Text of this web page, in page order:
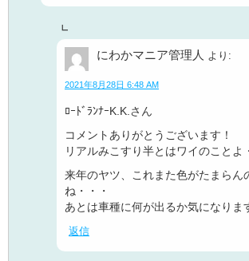
にわかマニア管理人 より:
2021年8月28日 6:48 AM
ﾛｰﾄﾞﾗﾝﾅｰK.K.さん
コメントありがとうございます！
リアルみこすり半とはワイのことよ
来年のヤツ、これまた色がたまらん
ね・・・
あとは車種に何が出るか気になりま
返信